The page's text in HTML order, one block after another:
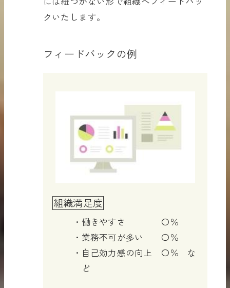
クいたします。
フィードバックの例
組織満足度
働きやすさ 〇％
業務不可が多い 〇％
自己効力感の向上 〇％ な
ど